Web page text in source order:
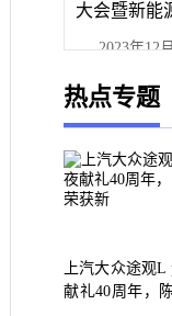
大会暨新能
2023年12
热点专题
上汽大众途观L
献礼40周年，